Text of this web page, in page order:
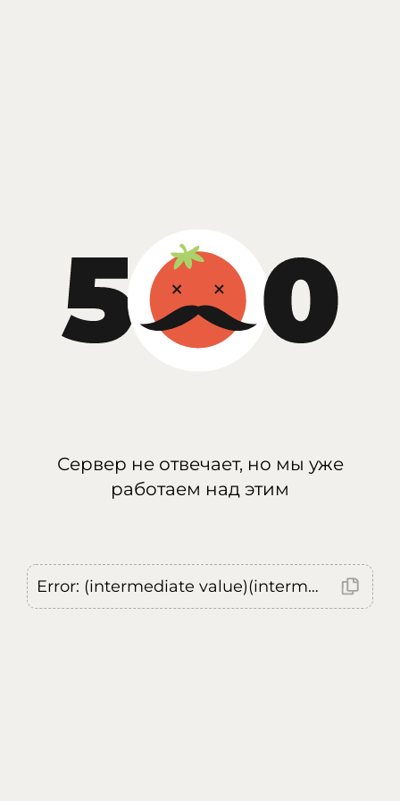
Сервер не отвечает, но мы уже
работаем над этим
Error: (intermediate value)(intermediate value)(intermediate value).replaceAll is not a function